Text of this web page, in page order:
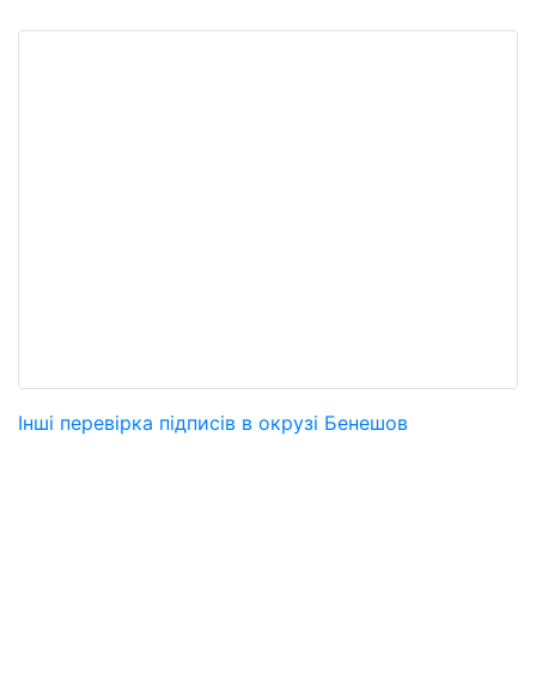
Інші перевірка підписів в окрузі Бенешов